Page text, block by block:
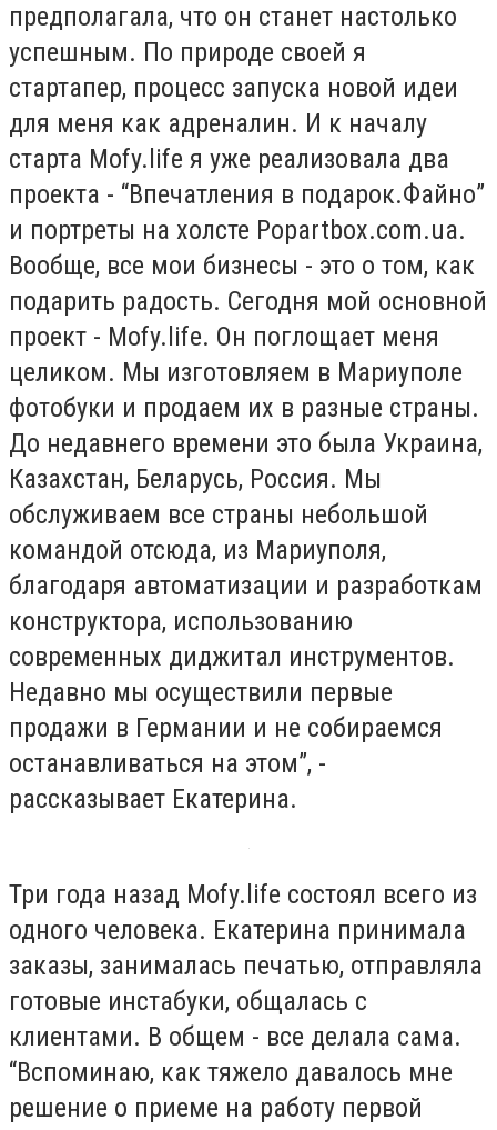
предполагала, что он станет настолько
успешным. По природе своей я
стартапер, процесс запуска новой идеи
для меня как адреналин. И к началу
старта Mofy.life я уже реализовала два
проекта - “Впечатления в подарок.Файно”
и портреты на холсте Popartbox.com.ua.
Вообще, все мои бизнесы - это о том, как
подарить радость. Сегодня мой основной
проект - Mofy.life. Он поглощает меня
целиком. Мы изготовляем в Мариуполе
фотобуки и продаем их в разные страны.
До недавнего времени это была Украина,
Казахстан, Беларусь, Россия. Мы
обслуживаем все страны небольшой
командой отсюда, из Мариуполя,
благодаря автоматизации и разработкам
конструктора, использованию
современных диджитал инструментов.
Недавно мы осуществили первые
продажи в Германии и не собираемся
останавливаться на этом”, -
рассказывает Екатерина.
Три года назад Mofy.life состоял всего из
одного человека. Екатерина принимала
заказы, занималась печатью, отправляла
готовые инстабуки, общалась с
клиентами. В общем - все делала сама.
“Вспоминаю, как тяжело давалось мне
решение о приеме на работу первой